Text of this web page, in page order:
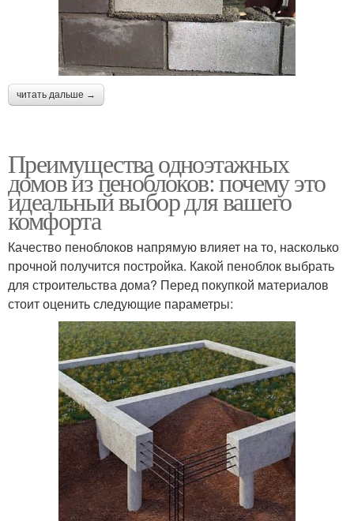
читать дальше →
Преимущества одноэтажных
домов из пеноблоков: почему это
идеальный выбор для вашего
комфорта
Качество пеноблоков напрямую влияет на то, насколько
прочной получится постройка. Какой пеноблок выбрать
для строительства дома? Перед покупкой материалов
стоит оценить следующие параметры: